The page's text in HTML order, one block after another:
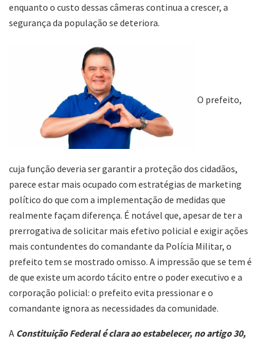
enquanto o custo dessas câmeras continua a crescer, a
segurança da população se deteriora.
O prefeito,
cuja função deveria ser garantir a proteção dos cidadãos,
parece estar mais ocupado com estratégias de marketing
político do que com a implementação de medidas que
realmente façam diferença. É notável que, apesar de ter a
prerrogativa de solicitar mais efetivo policial e exigir ações
mais contundentes do comandante da Polícia Militar, o
prefeito tem se mostrado omisso. A impressão que se tem é
de que existe um acordo tácito entre o poder executivo e a
corporação policial: o prefeito evita pressionar e o
comandante ignora as necessidades da comunidade.
A Constituição Federal é clara ao estabelecer, no artigo 30,